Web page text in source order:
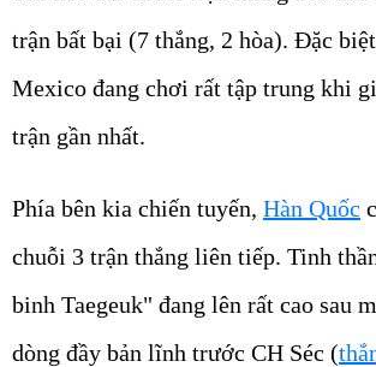
trận bất bại (7 thắng, 2 hòa). Đặc
Mexico đang chơi rất tập trung khi
trận gần nhất.
Phía bên kia chiến tuyến, Hàn Quốc
chuỗi 3 trận thắng liên tiếp. Tinh
binh Taegeuk" đang lên rất cao sau
dòng đầy bản lĩnh trước CH Séc (